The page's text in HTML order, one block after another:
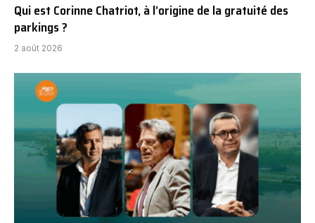
Qui est Corinne Chatriot, à l’origine de la gratuité des
parkings ?
2 août 2026